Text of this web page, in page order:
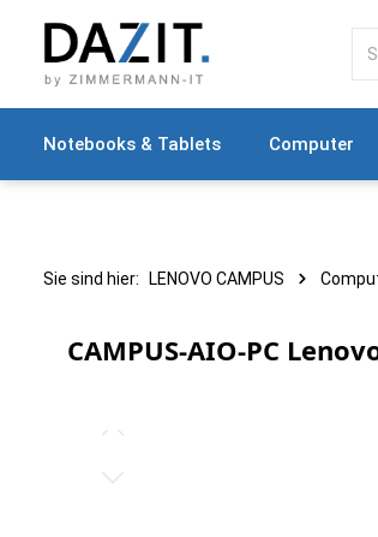
Zur Hauptnavigation springen
Notebooks & Tablets Computer
Sie sind hier: LENOVO CAMPUS
CAMPUS-AIO-PC